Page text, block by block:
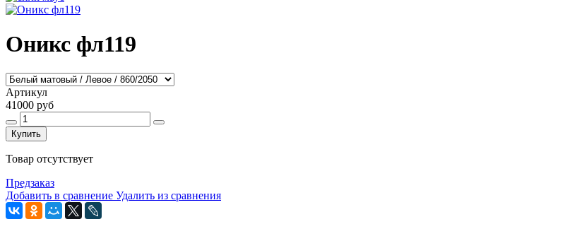
Оникс фл119
Артикул
41000 руб
Купить
Товар отсутствует
Предзаказ
Добавить в сравнение Удалить из сравнения